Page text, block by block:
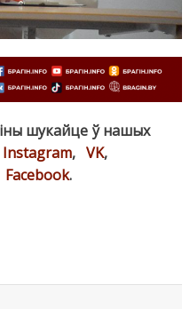
шукайце ў нашых
Instagram, VK,
Facebook.